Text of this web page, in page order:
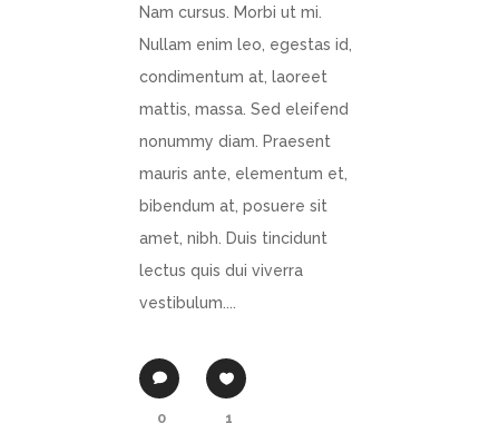
Nam cursus. Morbi ut mi.
Nullam enim leo, egestas id,
condimentum at, laoreet
mattis, massa. Sed eleifend
nonummy diam. Praesent
mauris ante, elementum et,
bibendum at, posuere sit
amet, nibh. Duis tincidunt
lectus quis dui viverra
vestibulum....
0 1